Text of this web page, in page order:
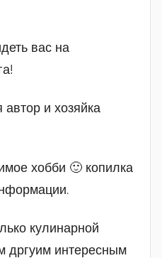
вас на
и хозяйка
хобби 🙂 копилка
кулинарной
дргуим интересным